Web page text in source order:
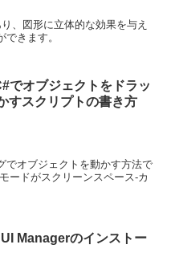
、図形に立体的な効果を与え
きます。
でオブジェクトをドラッ
すスクリプトの書き方
でオブジェクトを動かす方法で
ードがスクリーンスペース-カ
Managerのインストー